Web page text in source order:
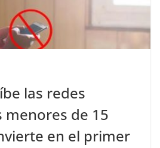
las redes
menores de 15
en el primer